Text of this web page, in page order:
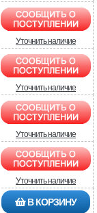
Уточнить наличие
Уточнить наличие
Уточнить наличие
Уточнить наличие
В КОРЗИНУ